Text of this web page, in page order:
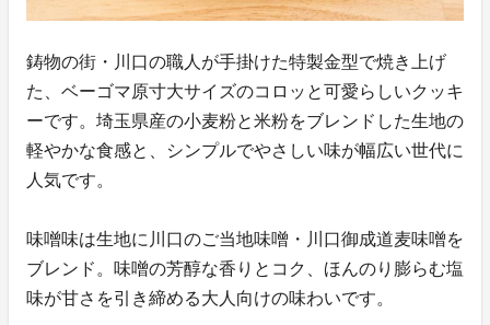
鋳物の街・川口の職人が手掛けた特製金型で焼き上げ
た、ベーゴマ原寸大サイズのコロッと可愛らしいクッキ
ーです。埼玉県産の小麦粉と米粉をブレンドした生地の
軽やかな食感と、シンプルでやさしい味が幅広い世代に
人気です。
味噌味は生地に川口のご当地味噌・川口御成道麦味噌を
ブレンド。味噌の芳醇な香りとコク、ほんのり膨らむ塩
味が甘さを引き締める大人向けの味わいです。